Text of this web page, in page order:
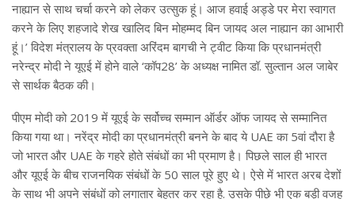
नाह्यान से साथ चर्चा करने को लेकर उत्सुक हूं। आज हवाई अड्डे पर मेरा स्वागत
करने के लिए शहजादे शेख खालिद बिन मोहम्मद बिन जायद अल नाह्यान का आभारी
हूं।’ विदेश मंत्रालय के प्रवक्ता अरिंदम बागची ने ट्वीट किया कि प्रधानमंत्री
नरेन्द्र मोदी ने यूएई में होने वाले ‘कॉप28’ के अध्यक्ष नामित डॉ. सुल्तान अल जाबेर
से सार्थक बैठक की।
पीएम मोदी को 2019 में यूएई के सर्वोच्च सम्मान ऑर्डर ऑफ जायद से सम्मानित
किया गया था। नरेंद्र मोदी का प्रधानमंत्री बनने के बाद ये UAE का 5वां दौरा है
जो भारत और UAE के गहरे होते संबंधों का भी प्रमाण है। पिछले साल ही भारत
और यूएई के बीच राजनयिक संबंधों के 50 साल पूरे हुए थे। ऐसे में भारत अरब देशों
के साथ भी अपने संबंधों को लगातार बेहतर कर रहा है. उसके पीछे भी एक बड़ी वजह